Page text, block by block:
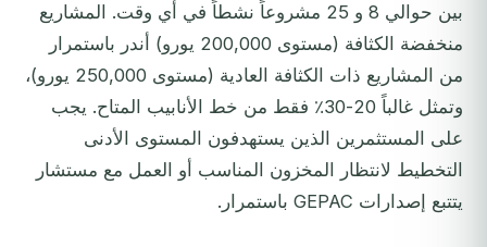
بين حوالي 8 و 25 مشروعاً نشطاً في أي وقت. المشاريع
منخفضة الكثافة (مستوى 200,000 يورو) أندر باستمرار
من المشاريع ذات الكثافة العادية (مستوى 250,000 يورو)،
وتمثل غالباً 20-30٪ فقط من خط الأنابيب المتاح. يجب
على المستثمرين الذين يستهدفون المستوى الأدنى
التخطيط لانتظار المخزون المناسب أو العمل مع مستشار
يتتبع إصدارات GEPAC باستمرار.